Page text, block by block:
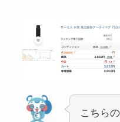
こちら